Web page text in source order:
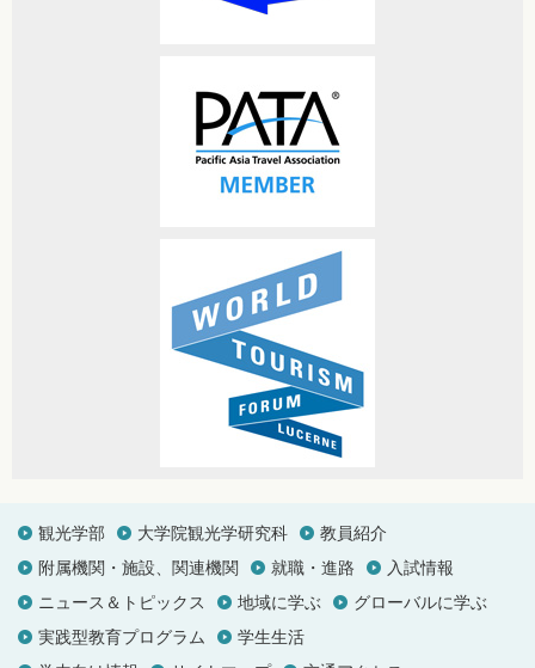
観光学部 大学院観光学研究科
教員紹介
附属機関・施設、関連機関
就職・進路
入試情報
ニュース＆トピックス
地域に学ぶ
グローバルに学ぶ
実践型教育プログラム
学生生活